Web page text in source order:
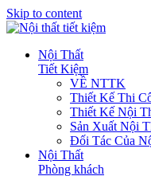
Skip to content
Nội Thất
Tiết Kiệm
VỀ NTTK
Thiết Kế Thi
Thiết Kế Nội
Sản Xuất Nội
Đối Tác Của
Nội Thất
Phòng khách